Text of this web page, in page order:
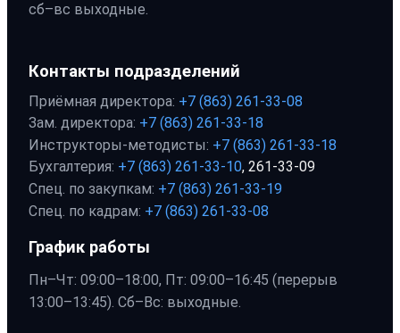
сб–вс выходные.
Контакты подразделений
Приёмная директора: +7 (863) 261-33-08
Зам. директора: +7 (863) 261-33-18
Инструкторы-методисты: +7 (863) 261-33-18
Бухгалтерия: +7 (863) 261-33-10, 261-33-09
Спец. по закупкам: +7 (863) 261-33-19
Спец. по кадрам: +7 (863) 261-33-08
График работы
Пн–Чт: 09:00–18:00, Пт: 09:00–16:45 (перерыв
13:00–13:45). Сб–Вс: выходные.